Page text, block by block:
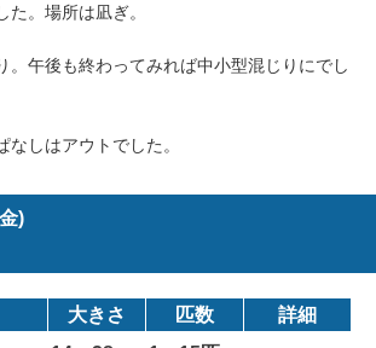
。場所は凪ぎ。
。午後も終わってみれば中小型混じりにでし
しはアウトでした。
)
大きさ 匹数
詳細